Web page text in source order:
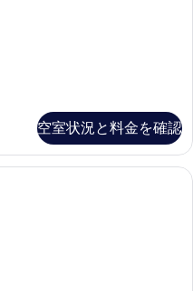
空室状況と料金を確認